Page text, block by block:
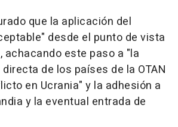
que la aplicación del
desde el punto de vista
achacando este paso a "la
de los países de la OTAN
en Ucrania" y la adhesión a
y la eventual entrada de